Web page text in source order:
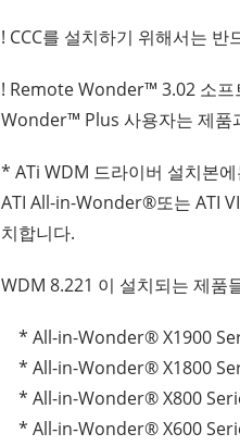
! CCC를 설치하기 위해서는
! Remote Wonder™ 3.02 소
Wonder™ Plus 사용자는 제품
* ATi WDM 드라이버 설치본
ATI All-in-Wonder®또는 ATI
치합니다.
WDM 8.221 이 설치되는 제품
* All-in-Wonder® X1900
* All-in-Wonder® X1800
* All-in-Wonder® X800
* All-in-Wonder® X600